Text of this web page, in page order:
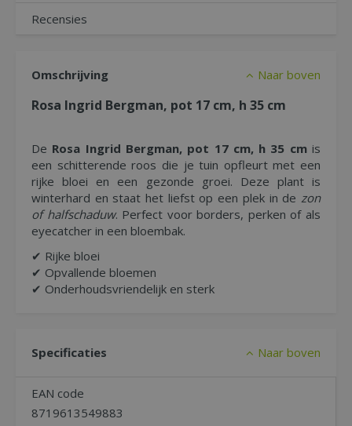
Recensies
Omschrijving Naar boven
Rosa Ingrid Bergman, pot 17 cm, h 35 cm
De Rosa Ingrid Bergman, pot 17 cm, h 35 cmis
een schitterende roos die je tuin opfleurt met een
rijke bloei en een gezonde groei. Deze plant is
winterhard en staat het liefst op een plek in de zon
of halfschaduw. Perfect voor borders, perken of als
eyecatcher in een bloembak.
✔ Rijke bloei
✔ Opvallende bloemen
✔ Onderhoudsvriendelijk en sterk
Specificaties Naar boven
EAN code
8719613549883